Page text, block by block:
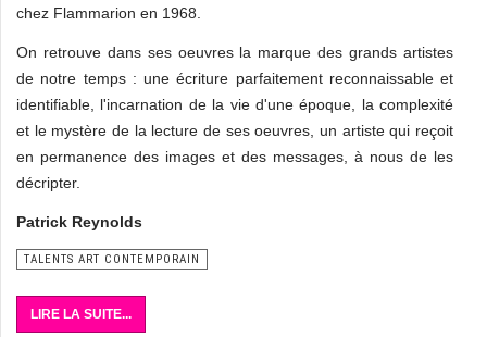
chez Flammarion en 1968.
On retrouve dans ses oeuvres la marque des grands artistes
de notre temps : une écriture parfaitement reconnaissable et
identifiable, l'incarnation de la vie d'une époque, la complexité
et le mystère de la lecture de ses oeuvres, un artiste qui reçoit
en permanence des images et des messages, à nous de les
décripter.
Patrick Reynolds
TALENTS ART CONTEMPORAIN
LIRE LA SUITE...